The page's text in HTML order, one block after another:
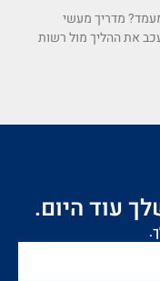
מדריך מעשי
את ההליך מול רשות
עוד היום.